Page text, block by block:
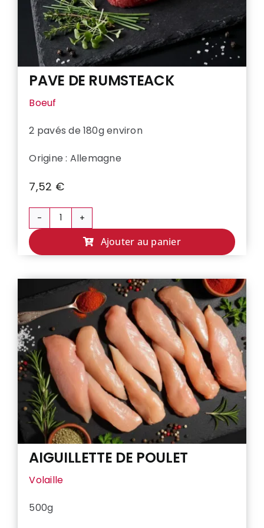
PAVE DE RUMSTEACK
Boeuf
2 pavés de 180g environ
Origine : Allemagne
7,52 €
quantité
PAVE
RUMSTEACK
Ajouter au panier
AIGUILLETTE DE POULET
Volaille
500g